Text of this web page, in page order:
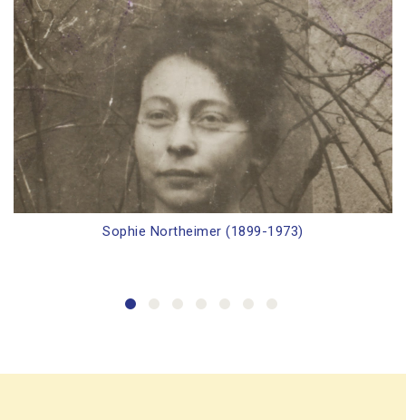
Sophie Northeimer (1899-1973)